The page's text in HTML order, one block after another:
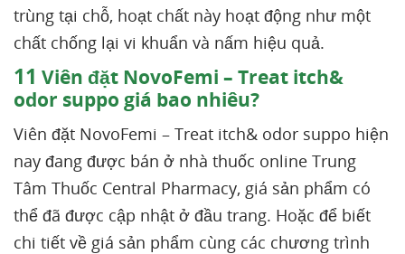
trùng tại chỗ, hoạt chất này hoạt động như một
chất chống lại vi khuẩn và nấm hiệu quả.
11 Viên đặt NovoFemi – Treat itch&
odor suppo giá bao nhiêu?
Viên đặt NovoFemi – Treat itch& odor suppo hiện
nay đang được bán ở nhà thuốc online Trung
Tâm Thuốc Central Pharmacy, giá sản phẩm có
thể đã được cập nhật ở đầu trang. Hoặc để biết
chi tiết về giá sản phẩm cùng các chương trình